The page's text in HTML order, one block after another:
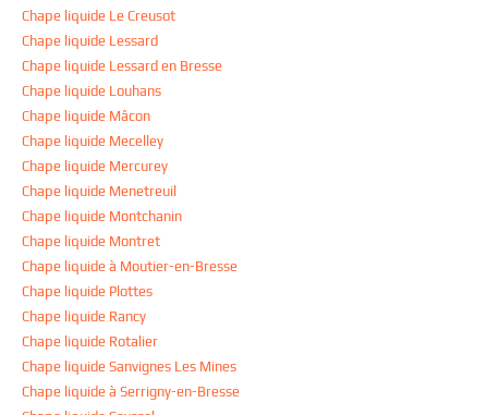
Chape liquide Le Creusot
Chape liquide Lessard
Chape liquide Lessard en Bresse
Chape liquide Louhans
Chape liquide Mâcon
Chape liquide Mecelley
Chape liquide Mercurey
Chape liquide Menetreuil
Chape liquide Montchanin
Chape liquide Montret
Chape liquide à Moutier-en-Bresse
Chape liquide Plottes
Chape liquide Rancy
Chape liquide Rotalier
Chape liquide Sanvignes Les Mines
Chape liquide à Serrigny-en-Bresse